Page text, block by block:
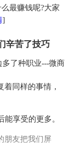
最赚钱呢?大家
]
辛苦了技巧
了种职业---微商
同样的事情，
能享受的更多。
朋友把我们屏